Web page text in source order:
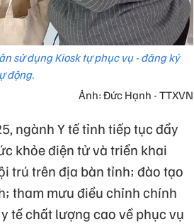
sử dụng Kiosk tự phục vụ - đăng ký
động.
Ảnh: Đức Hạnh - TTXVN
ngành Y tế tỉnh tiếp tục đẩy
khỏe điện tử và triển khai
trú trên địa bàn tỉnh; đào tạo
tham mưu điều chỉnh chính
tế chất lượng cao về phục vụ